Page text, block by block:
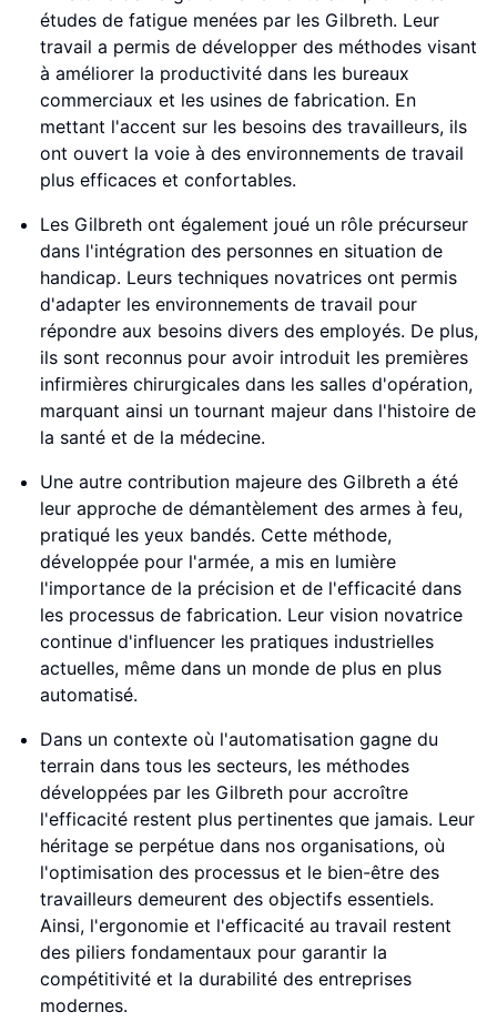
études de fatigue menées par les Gilbreth. Leur
travail a permis de développer des méthodes visant
à améliorer la productivité dans les bureaux
commerciaux et les usines de fabrication. En
mettant l'accent sur les besoins des travailleurs, ils
ont ouvert la voie à des environnements de travail
plus efficaces et confortables.
Les Gilbreth ont également joué un rôle précurseur
dans l'intégration des personnes en situation de
handicap. Leurs techniques novatrices ont permis
d'adapter les environnements de travail pour
répondre aux besoins divers des employés. De plus,
ils sont reconnus pour avoir introduit les premières
infirmières chirurgicales dans les salles d'opération,
marquant ainsi un tournant majeur dans l'histoire de
la santé et de la médecine.
Une autre contribution majeure des Gilbreth a été
leur approche de démantèlement des armes à feu,
pratiqué les yeux bandés. Cette méthode,
développée pour l'armée, a mis en lumière
l'importance de la précision et de l'efficacité dans
les processus de fabrication. Leur vision novatrice
continue d'influencer les pratiques industrielles
actuelles, même dans un monde de plus en plus
automatisé.
Dans un contexte où l'automatisation gagne du
terrain dans tous les secteurs, les méthodes
développées par les Gilbreth pour accroître
l'efficacité restent plus pertinentes que jamais. Leur
héritage se perpétue dans nos organisations, où
l'optimisation des processus et le bien-être des
travailleurs demeurent des objectifs essentiels.
Ainsi, l'ergonomie et l'efficacité au travail restent
des piliers fondamentaux pour garantir la
compétitivité et la durabilité des entreprises
modernes.